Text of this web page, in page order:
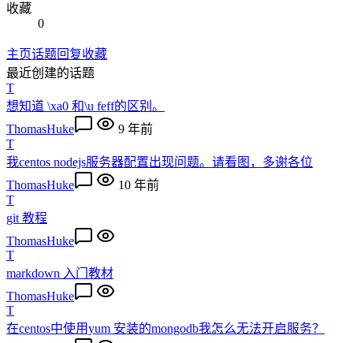
收藏
0
主页话题回复收藏
最近创建的话题
T
想知道 \xa0 和\u feff的区别。
ThomasHuke
9 年前
T
我centos nodejs服务器配置出现问题。请看图，多谢各位
ThomasHuke
10 年前
T
git 教程
ThomasHuke
T
markdown 入门教材
ThomasHuke
T
在centos中使用yum 安装的mongodb我怎么无法开启服务？